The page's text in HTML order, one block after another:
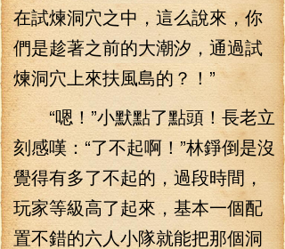
在試煉洞穴之中，這么說來，你
們是趁著之前的大潮汐，通過試
煉洞穴上來扶風島的？！”
“嗯！”小默點了點頭！長老立
刻感嘆：“了不起啊！”林錚倒是沒
覺得有多了不起的，過段時間，
玩家等級高了起來，基本一個配
置不錯的六人小隊就能把那個洞